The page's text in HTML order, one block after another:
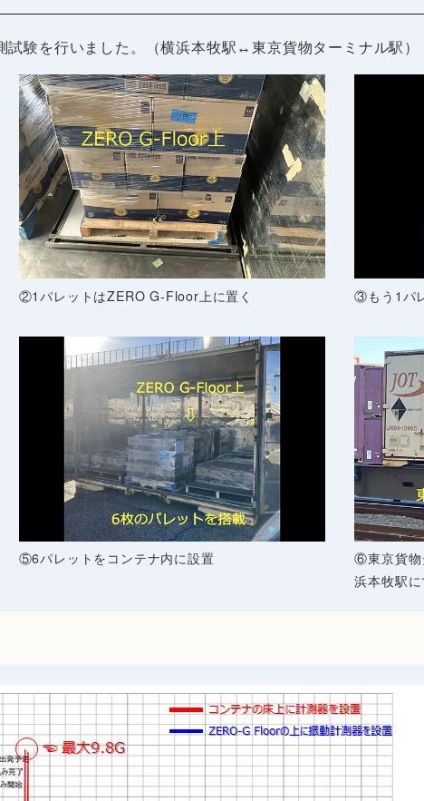
験を行いました。（横浜本牧駅↔東京貨物ターミナル駅）
②1パレットはZERO G-Floor上に置く ③もう1パ
⑤6パレットをコンテナ内に設置
⑥東京貨物
浜本牧駅